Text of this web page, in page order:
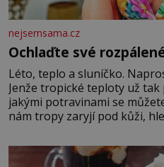
nejsemsama.cz
Ochlaďte své
Léto, teplo a sluníčko.
Jenže tropické teploty už
jakými potravinami se
nám tropy zaryjí pod kůži,
blízkosti. Nemusíte však
promyšlený jídelníček, žadné